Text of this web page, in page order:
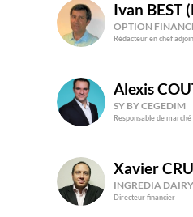
IB(
Ivan BEST
OPTION
Rédacteur en chef
AC
Alexis
SY BY CEGEDIM
Responsable de marché
XC
Xavier
INGREDIA
Directeur financier